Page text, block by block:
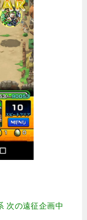
次の遠征企画中